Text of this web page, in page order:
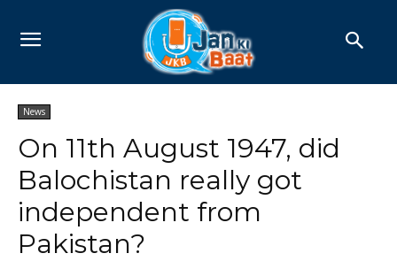
News
On 11th August 1947, did
Balochistan really got
independent from
Pakistan?